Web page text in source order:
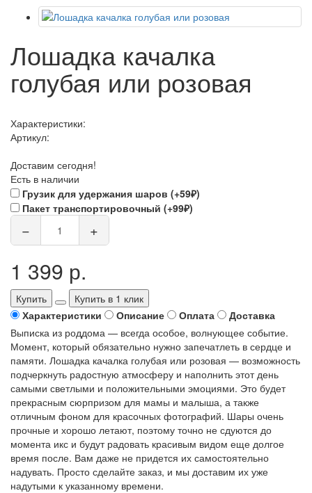
Лошадка качалка
голубая или розовая
Характеристики:
Артикул:
Доставим сегодня!
Есть в наличии
Грузик для удержания шаров (+59₽)
Пакет транспортировочный (+99₽)
− +
1 399 р.
Купить
Купить в 1 клик
Характеристики
Описание Оплата
Доставка
Выписка из роддома — всегда особое, волнующее событие.
Момент, который обязательно нужно запечатлеть в сердце и
памяти. Лошадка качалка голубая или розовая — возможность
подчеркнуть радостную атмосферу и наполнить этот день
самыми светлыми и положительными эмоциями. Это будет
прекрасным сюрпризом для мамы и малыша, а также
отличным фоном для красочных фотографий. Шары очень
прочные и хорошо летают, поэтому точно не сдуются до
момента икс и будут радовать красивым видом еще долгое
время после. Вам даже не придется их самостоятельно
надувать. Просто сделайте заказ, и мы доставим их уже
надутыми к указанному времени.